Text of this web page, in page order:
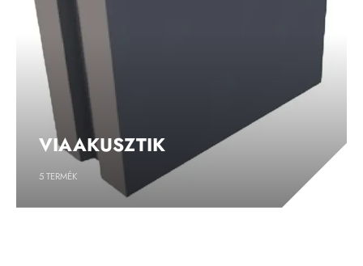
VIAAKUSZTIK
5TERMÉK